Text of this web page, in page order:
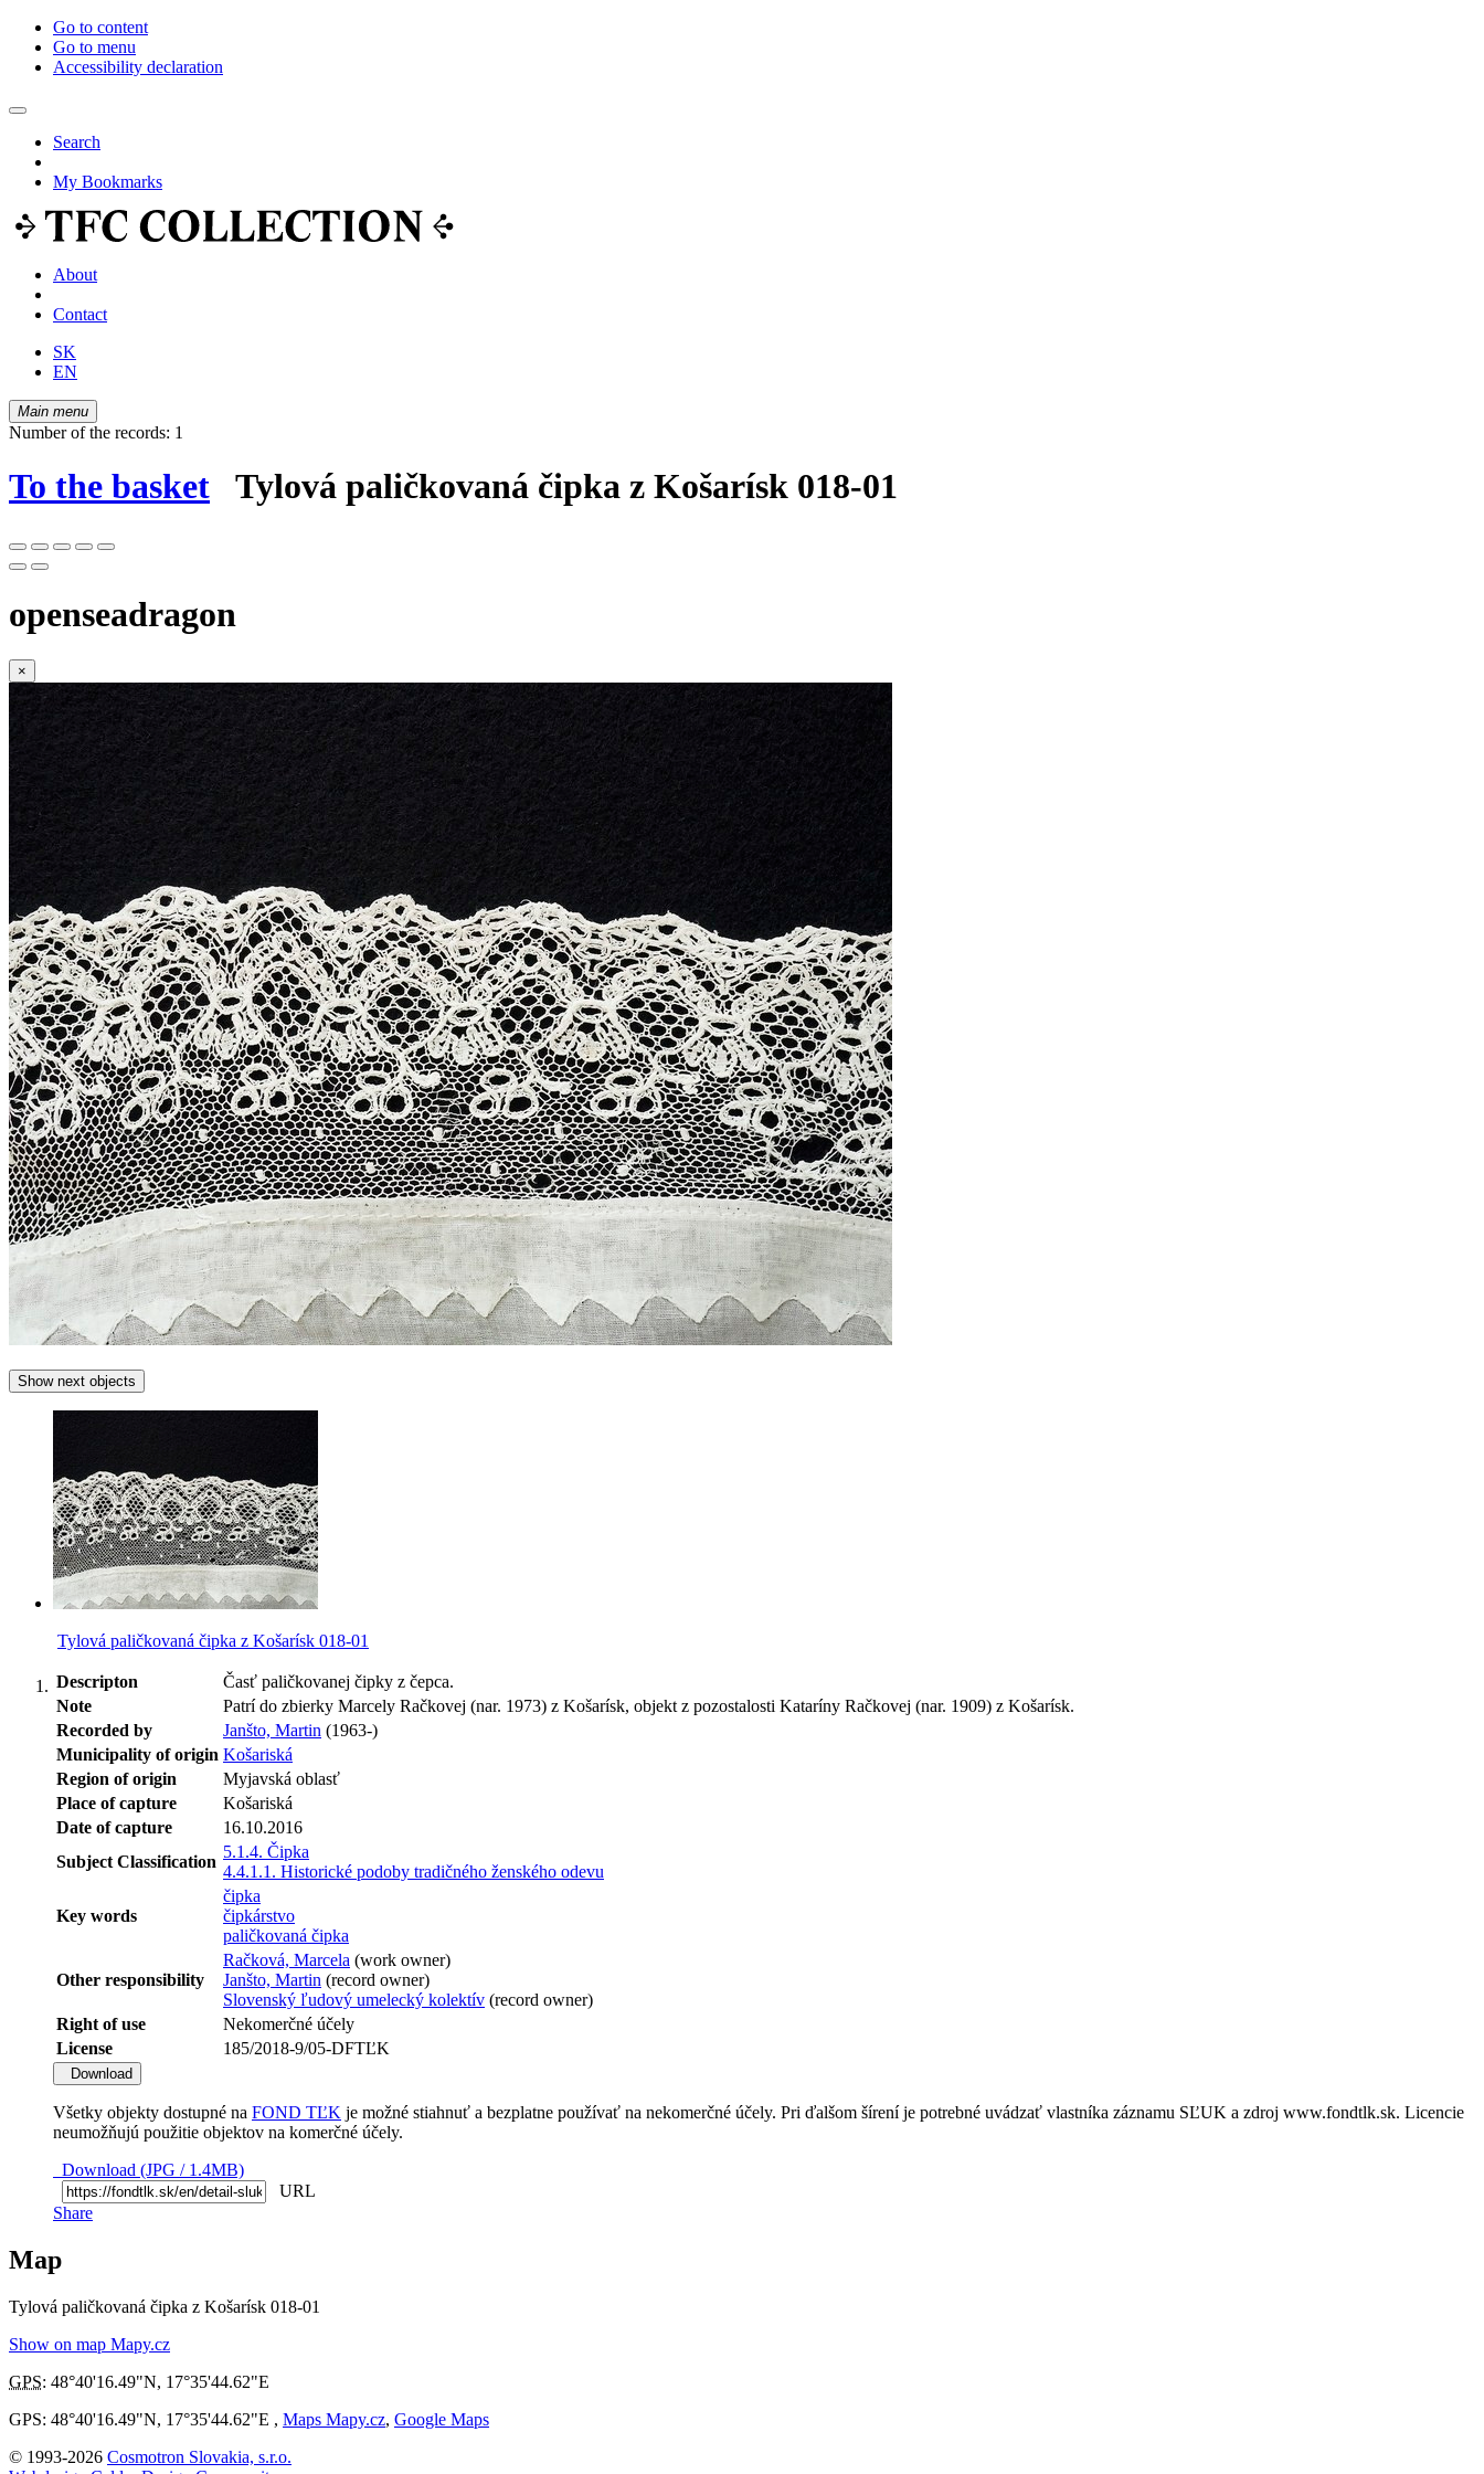
Go to content
Go to menu
Accessibility declaration
Search
My Bookmarks
About
Contact
SK
EN
Main menu
Number of the records: 1
To the basket Tylová paličkovaná čipka z Košarísk 018-01
openseadragon
×
Show next objects
Tylová paličkovaná čipka z Košarísk 018-01
Descripton
Časť paličkovanej čipky z čepca.
Note
Patrí do zbierky Marcely Račkovej (nar. 1973) z Košarísk, objekt z pozostalosti Kataríny Račkovej (nar. 1909) z Košarísk.
Recorded by
Janšto, Martin (1963-)
Municipality of origin Košariská
Region of origin
Myjavská oblasť
Place of capture
Košariská
Date of capture
16.10.2016
Subject Classification
5.1.4. Čipka
4.4.1.1. Historické podoby tradičného ženského odevu
Key words
čipka
čipkárstvo
paličkovaná čipka
Other responsibility
Račková, Marcela (work owner)
Janšto, Martin (record owner)
Slovenský ľudový umelecký kolektív (record owner)
Right of use
Nekomerčné účely
License
185/2018-9/05-DFTĽK
Download
Všetky objekty dostupné na FOND TĽK je možné stiahnuť a bezplatne používať na nekomerčné účely. Pri ďalšom šírení je potrebné uvádzať vlastníka záznamu SĽUK a zdroj www.fondtlk.sk. Licencie
neumožňujú použitie objektov na komerčné účely.
Download (JPG / 1.4MB)
URL
Share
Map
Tylová paličkovaná čipka z Košarísk 018-01
Show on map Mapy.cz
GPS: 48°40'16.49"N, 17°35'44.62"E
GPS: 48°40'16.49"N, 17°35'44.62"E , Maps Mapy.cz, Google Maps
© 1993-2026 Cosmotron Slovakia, s.r.o.